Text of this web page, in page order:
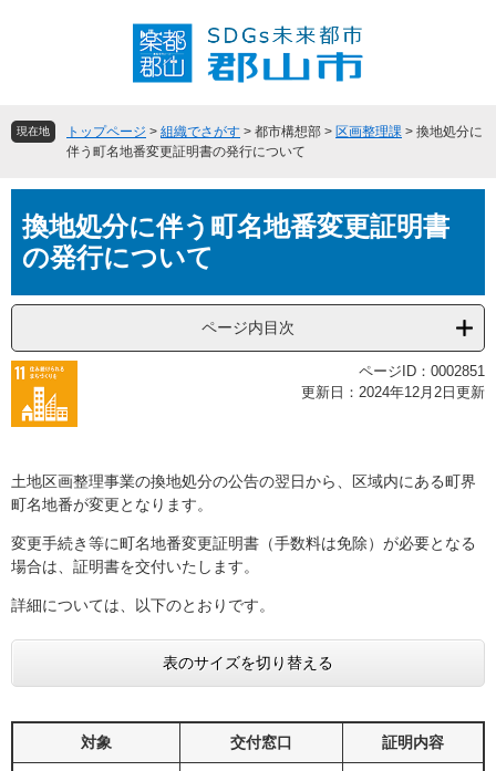
頭
飛現在地 トップページ > 組織でさがす > 都市構想部 > 区画整理課 > 換地処分に
伴う町名地番変更証明書の発行について
文換地処分に伴う町名地番変更証明書
の発行について
ページ内目次
ページID：0002851
更新日：2024年12月2日更新
土地区画整理事業の換地処分の公告の翌日から、区域内にある町界
町名地番が変更となります。
変更手続き等に町名地番変更証明書（手数料は免除）が必要となる
場合は、証明書を交付いたします。
詳細については、以下のとおりです。
表のサイズを切り替える
対象 交付窓口 証明内容